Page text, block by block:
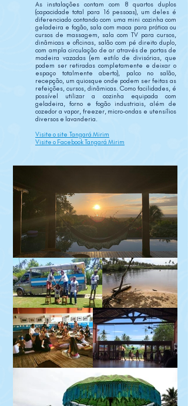
As instalações contam com 8 quartos duplos
(capacidade total para 16 pessoas), um deles é
diferenciado contando com uma mini cozinha com
geladeira e fogão, sala com maca para prática ou
cursos de massagem, sala com TV para cursos,
dinâmicas e oficinas, salão com pé direito duplo,
com ampla circulação de ar através de portas de
madeira vazadas (em estilo de divisórias, que
podem ser retiradas completamente e deixar o
espaço totalmente aberto), palco no salão,
recepção, um quiosque onde podem ser feitas as
refeições, cursos, dinâmicas. Como facilidades, é
possível utilizar a cozinha equipada com
geladeira, forno e fogão industriais, além de
cozedor a vapor, freezer, micro-ondas e utensílios
diversos e lavanderia.
Visite o site Tangará Mirim
Visite o Facebook Tangará Mirim